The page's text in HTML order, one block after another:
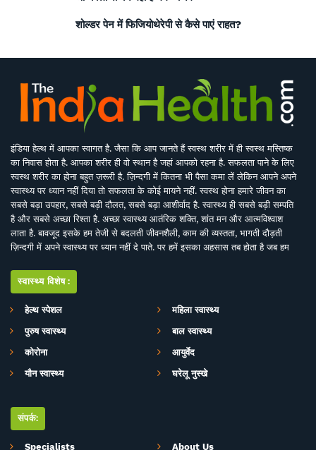
शोल्डर पेन में फिजियोथेरेपी से कैसे पाएं राहत?
इंडिया हेल्थ में आपका स्वागत है. जैसा कि आप जानते हैं स्वस्थ शरीर में ही स्वस्थ मस्तिष्क
का निवास होता है. आपका शरीर ही वो स्थान है जहां आपको रहना है. सफलता पाने के लिए
स्वस्थ शरीर का होना बहुत ज़रूरी है. ज़िन्दगी में कितना भी पैसा कमा लें लेकिन आपने अपने
स्वास्थ्य पर ध्यान नहीं दिया तो सफलता के कोई मायने नहीं. स्वस्थ होना हमारे जीवन का
सबसे बड़ा उपहार, सबसे बड़ी दौलत, सबसे बड़ा आशीर्वाद है. स्वास्थ्य ही सबसे बड़ी सम्पति
है और सबसे अच्छा रिश्ता है. अच्छा स्वास्थ्य आतंरिक शक्ति, शांत मन और आत्मविश्वाश
लाता है. बावजूद इसके हम तेजी से बदलती जीवनशैली, काम की व्यस्तता, भागती दौड़ती
ज़िन्दगी में अपने स्वास्थ्य पर ध्यान नहीं दे पाते. पर हमें इसका अहसास तब होता है जब हम
सर्वे सन्तु निरामया की परिकल्पना को साकार करने के मकसद से इस डिजिटल मीडिया
प्लेटफाॅर्म की परिकल्पना की गई है. जहां स्वास्थ्य विशेषज्ञों के साथ पत्रकारों, शोधकर्ताओं,
चिकित्सकों की एक बेहतर टीम विभिन्न बीमारियों और उनके इलाज, विशेषज्ञों की राय, नवीन
जागरूकता के ​मिशन के साथ आपसे जुड़ रही है. जिसका मकसद सिर्फ और सिर्फ आपको
स्वास्थ्य सूचना और जानकारी प्रदान करना है. उम्मीद ही नहीं पूरा भरोसा है आप पूरी
सावधानी के साथ स्वास्थ्य से जुड़ी जानकारियां द इंडिया हेल्थ के मार्फत प्राप्त करेंगेे और
बिना चिकित्सकीय सलाह या हेल्थ एक्सपर्ट के परामर्श के इनका अनुसरण करने से भी बचेंगे.
स्वास्थ्य विशेष:
हेल्थ स्पेशल
महिला स्वास्थ्य
पुरुष स्वास्थ्य
बाल स्वास्थ्य
कोरोना
आयुर्वेद
यौन स्वास्थ्य
घरेलू नुस्खे
संपर्क:
Specialists About Us